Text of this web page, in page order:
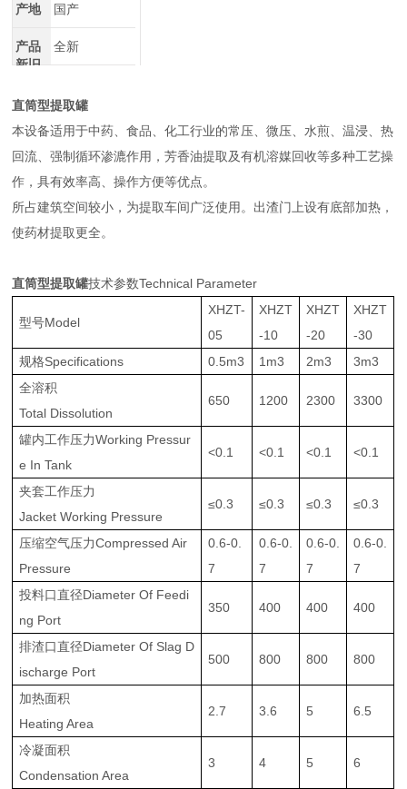
产地 国产
产品
新旧
全新
直筒型提取罐
本设备适用于中药、食品、化工行业的常压、微压、水煎、温浸、热
回流、强制循环渗漉作用，芳香油提取及有机溶媒回收等多种工艺操
作，具有效率高、操作方便等优点。
所占建筑空间较小，为提取车间广泛使用。出渣门上设有底部加热，
使药材提取更全。
直筒型提取罐技术参数Technical Parameter
型号Model
XHZT-
05
XHZT
-10
XHZT
-20
XHZT
-30
规格Specifications
0.5m3 1m3 2m3
3m3
全溶积
Total Dissolution
650 1200 2300 3300
罐内工作压力Working Pressur
e In Tank
<0.1 <0.1 <0.1 <0.1
夹套工作压力
Jacket Working Pressure
≤0.3 ≤0.3 ≤0.3 ≤0.3
压缩空气压力Compressed Air
Pressure
0.6-0.
7
0.6-0.
7
0.6-0.
7
0.6-0.
7
投料口直径Diameter Of Feedi
ng Port
350 400 400 400
排渣口直径Diameter Of Slag D
ischarge Port
500 800 800 800
加热面积
Heating Area
2.7 3.6 5 6.5
冷凝面积
Condensation Area
3 4 5 6